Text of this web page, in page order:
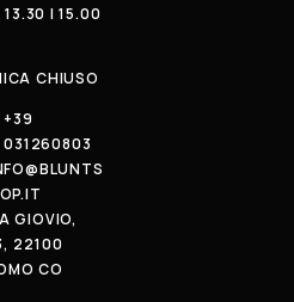
| 15.00
CHIUSO
+39
031260803
GIOVIO,
22100
CO